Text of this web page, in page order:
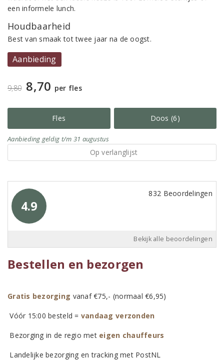
een informele lunch.
Houdbaarheid
Best van smaak tot twee jaar na de oogst.
Aanbieding
9,80 8,70 per fles
Fles Doos (6)
Aanbieding geldig t/m 31 augustus
Op verlanglijst
4.9
832 Beoordelingen
Bekijk alle beoordelingen
Bestellen en bezorgen
Gratis bezorging vanaf €75,- (normaal €6,95)
Vóór 15:00 besteld = vandaag verzonden
Bezorging in de regio met eigen chauffeurs
Landelijke bezorging en tracking met PostNL